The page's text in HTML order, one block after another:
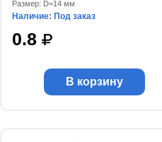
Размер: D=14 мм
Наличие: Под заказ
0.8
В корзину